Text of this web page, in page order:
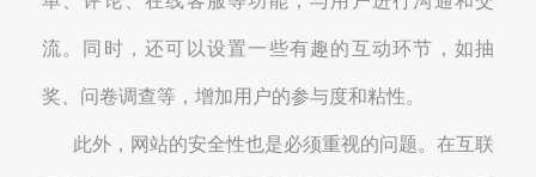
流。同时，还可以设置一些有趣的互动环节，如抽
奖、问卷调查等，增加用户的参与度和粘性。
此外，网站的安全性也是必须重视的问题。在互联